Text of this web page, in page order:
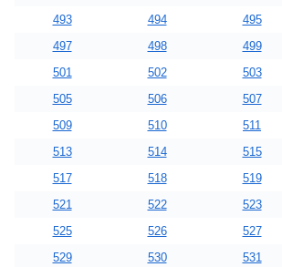
493
494 495
497
498 499
501
502 503
505
506 507
509
510 511
513
514 515
517
518 519
521
522 523
525
526 527
529
530 531